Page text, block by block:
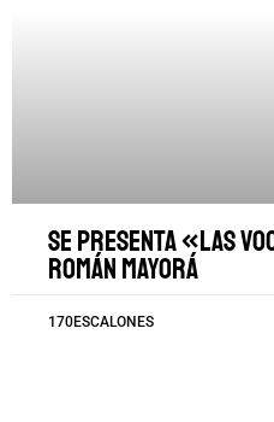
Se presenta «Las
Román Mayorá
170ESCALONES